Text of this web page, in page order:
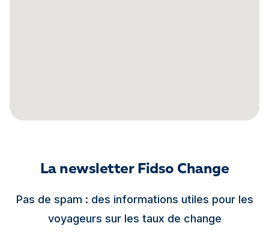
La newsletter Fidso Change
Pas de spam : des informations utiles pour les
voyageurs sur les taux de change